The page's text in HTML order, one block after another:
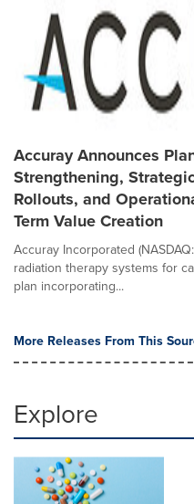
Accuray Announces
Strengthening,
Rollouts, and
Term Value Creation
Accuray Incorporated
radiation therapy systems for
plan incorporating...
More Releases From This
Explore